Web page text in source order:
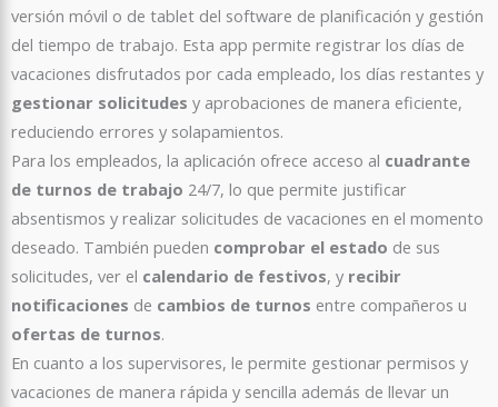
versión móvil o de tablet del software de planificación y gestión
del tiempo de trabajo. Esta app permite registrar los días de
vacaciones disfrutados por cada empleado, los días restantes y
gestionar solicitudes y aprobaciones de manera eficiente,
reduciendo errores y solapamientos.
Para los empleados, la aplicación ofrece acceso al cuadrante
de turnos de trabajo 24/7, lo que permite justificar
absentismos y realizar solicitudes de vacaciones en el momento
deseado. También pueden comprobar el estado de sus
solicitudes, ver el calendario de festivos, y recibir
notificaciones de cambios de turnos entre compañeros u
ofertas de turnos.
En cuanto a los supervisores, le permite gestionar permisos y
vacaciones de manera rápida y sencilla además de llevar un